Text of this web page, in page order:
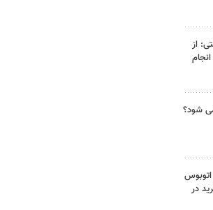
از
شود؟
در